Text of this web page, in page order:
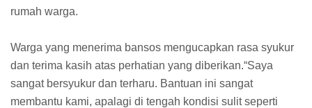
rumah warga.
Warga yang menerima bansos mengucapkan rasa syukur
dan terima kasih atas perhatian yang diberikan.“Saya
sangat bersyukur dan terharu. Bantuan ini sangat
membantu kami, apalagi di tengah kondisi sulit seperti